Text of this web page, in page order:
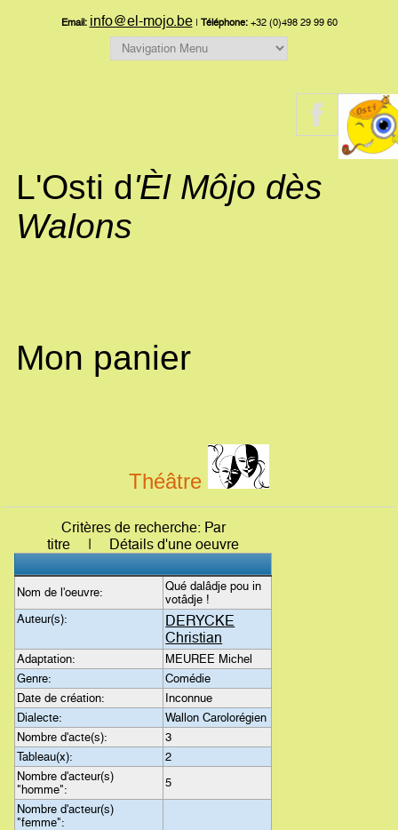
Email: info@el-mojo.be| Téléphone:+32 (0)498 29 99 60
L'Osti d'Èl Môjo dès
Walons
Mon panier
Théâtre
Critères de recherche: Par
titre | Détails d'une oeuvre
Nom de l'oeuvre:
Qué dalâdje pou in
votâdje !
Auteur(s):
DERYCKE
Christian
Adaptation:
MEUREE Michel
Genre:
Comédie
Date de création:
Inconnue
Dialecte:
Wallon Carolorégien
Nombre d'acte(s):
3
Tableau(x):
2
Nombre d'acteur(s)
"homme":
5
Nombre d'acteur(s)
"femme":